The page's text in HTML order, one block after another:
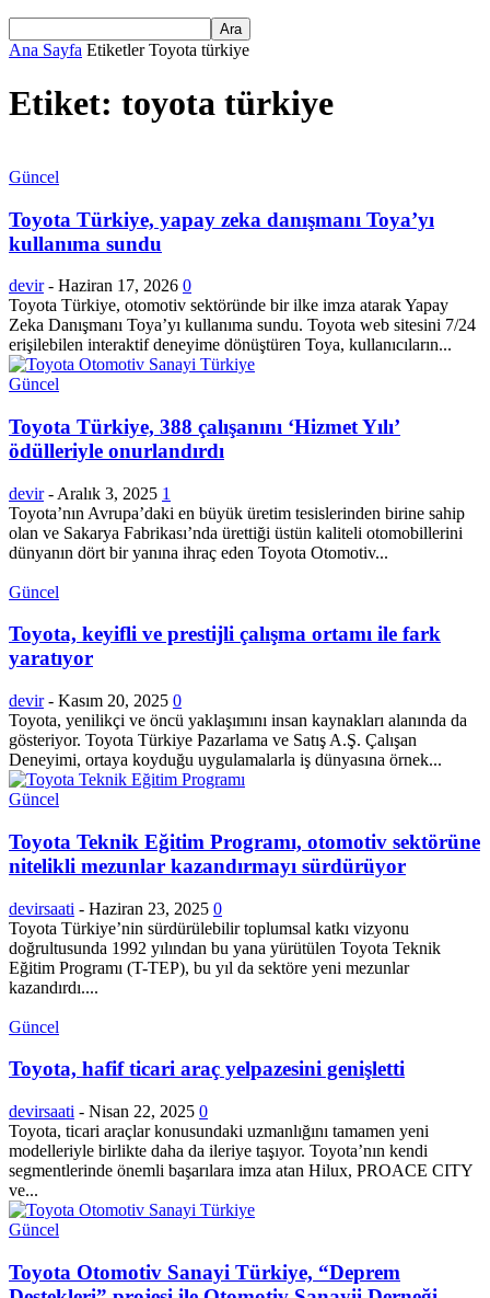
Ana Sayfa Etiketler Toyota türkiye
Etiket: toyota türkiye
Güncel
Toyota Türkiye, yapay zeka danışmanı Toya’yı
kullanıma sundu
devir - Haziran 17, 2026 0
Toyota Türkiye, otomotiv sektöründe bir ilke imza atarak Yapay
Zeka Danışmanı Toya’yı kullanıma sundu. Toyota web sitesini 7/24
erişilebilen interaktif deneyime dönüştüren Toya, kullanıcıların...
Güncel
Toyota Türkiye, 388 çalışanını ‘Hizmet Yılı’
ödülleriyle onurlandırdı
devir - Aralık 3, 2025 1
Toyota’nın Avrupa’daki en büyük üretim tesislerinden birine sahip
olan ve Sakarya Fabrikası’nda ürettiği üstün kaliteli otomobillerini
dünyanın dört bir yanına ihraç eden Toyota Otomotiv...
Güncel
Toyota, keyifli ve prestijli çalışma ortamı ile fark
yaratıyor
devir - Kasım 20, 2025 0
Toyota, yenilikçi ve öncü yaklaşımını insan kaynakları alanında da
gösteriyor. Toyota Türkiye Pazarlama ve Satış A.Ş. Çalışan
Deneyimi, ortaya koyduğu uygulamalarla iş dünyasına örnek...
Güncel
Toyota Teknik Eğitim Programı, otomotiv sektörüne
nitelikli mezunlar kazandırmayı sürdürüyor
devirsaati - Haziran 23, 2025 0
Toyota Türkiye’nin sürdürülebilir toplumsal katkı vizyonu
doğrultusunda 1992 yılından bu yana yürütülen Toyota Teknik
Eğitim Programı (T-TEP), bu yıl da sektöre yeni mezunlar
kazandırdı....
Güncel
Toyota, hafif ticari araç yelpazesini genişletti
devirsaati - Nisan 22, 2025 0
Toyota, ticari araçlar konusundaki uzmanlığını tamamen yeni
modelleriyle birlikte daha da ileriye taşıyor. Toyota’nın kendi
segmentlerinde önemli başarılara imza atan Hilux, PROACE CITY
ve...
Güncel
Toyota Otomotiv Sanayi Türkiye, “Deprem